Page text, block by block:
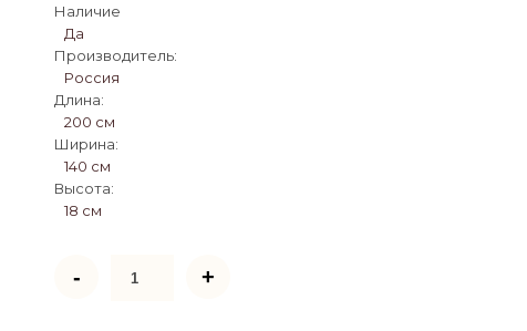
Наличие
Да
Производитель:
Россия
Длина:
200 см
Ширина:
140 см
Высота:
18 см
-
товара
+